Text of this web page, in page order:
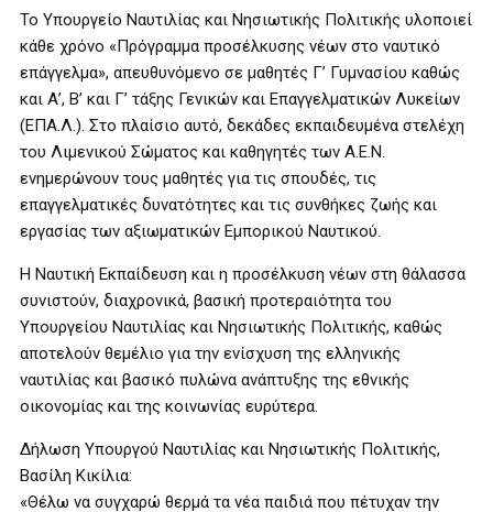
Το Υπουργείο Ναυτιλίας και Νησιωτικής Πολιτικής υλοποιεί
κάθε χρόνο «Πρόγραμμα προσέλκυσης νέων στο ναυτικό
επάγγελμα», απευθυνόμενο σε μαθητές Γ’ Γυμνασίου καθώς
και Α’, Β’ και Γ’ τάξης Γενικών και Επαγγελματικών Λυκείων
(ΕΠΑ.Λ.). Στο πλαίσιο αυτό, δεκάδες εκπαιδευμένα στελέχη
του Λιμενικού Σώματος και καθηγητές των Α.Ε.Ν.
ενημερώνουν τους μαθητές για τις σπουδές, τις
επαγγελματικές δυνατότητες και τις συνθήκες ζωής και
εργασίας των αξιωματικών Εμπορικού Ναυτικού.
Η Ναυτική Εκπαίδευση και η προσέλκυση νέων στη θάλασσα
συνιστούν, διαχρονικά, βασική προτεραιότητα του
Υπουργείου Ναυτιλίας και Νησιωτικής Πολιτικής, καθώς
αποτελούν θεμέλιο για την ενίσχυση της ελληνικής
ναυτιλίας και βασικό πυλώνα ανάπτυξης της εθνικής
οικονομίας και της κοινωνίας ευρύτερα.
Δήλωση Υπουργού Ναυτιλίας και Νησιωτικής Πολιτικής,
Βασίλη Κικίλια:
«Θέλω να συγχαρώ θερμά τα νέα παιδιά που πέτυχαν την